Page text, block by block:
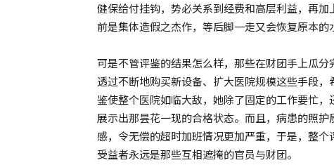
健保给付挂钩，势必关系到经费和高层利益，再
前是集体造假之杰作，等后脚一走又会恢复原本的
可是不管评鉴的结果怎么样，那些在财团手上瓜
透过不断地购买新设备、扩大医院规模这些手段
鉴使整个医院如临大敌，她除了固定的工作要忙
展示出那昙花一现的合格状态。而且，病患的照
感，令无偿的超时加班情况更加严重，于是，整个
受益者永远是那些互相遮掩的官员与财团。